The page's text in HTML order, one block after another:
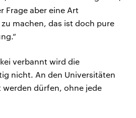
Frage aber eine Art
machen, das ist doch pure
verbannt wird die
nicht. An den Universitäten
werden dürfen, ohne jede